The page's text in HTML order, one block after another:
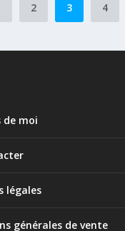
2 3 4
de moi
légales
générales de vente